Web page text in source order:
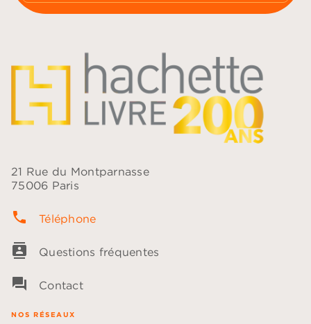
21 Rue du Montparnasse
75006 Paris
phone Téléphone
contacts Questions fréquentes
question_answer Contact
NOS RÉSEAUX